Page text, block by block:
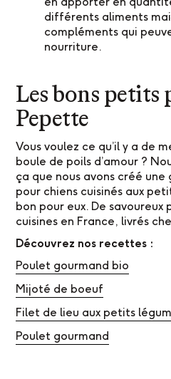
différents aliments
compléments qui
nourriture.
Les bons petits
Pepette
Vous voulez ce qu’il y a de
boule de poils d’amour ?
ça que nous avons créé
pour chiens cuisinés aux
bon pour eux. De savoureux
cuisines en France, livrés
Découvrez nos recettes :
Poulet gourmand bio
Mijoté de boeuf
Filet de lieu aux petits
Poulet gourmand